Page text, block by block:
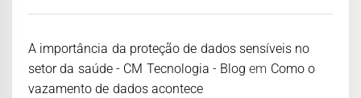
A importância da proteção de dados sensíveis no
setor da saúde - CM Tecnologia - Blog em Como o
vazamento de dados acontece